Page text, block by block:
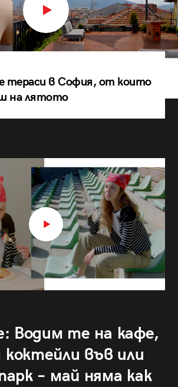
тераси в София, от които
на лятото
Водим те на кафе,
във или
– май няма как